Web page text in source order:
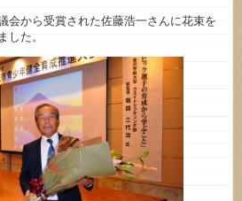
会から受賞された佐藤浩一さんに花束を
した。